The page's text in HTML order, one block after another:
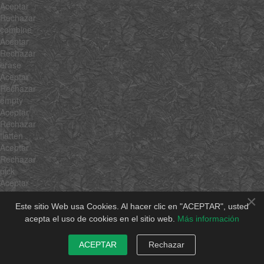
×
Este sitio Web usa Cookies. Al hacer clic en "ACEPTAR", usted
acepta el uso de cookies en el sitio web. Más información
ACEPTAR Rechazar
Aceptar
Rechazar
combine
Aceptar
Rechazar
erase
Aceptar
Rechazar
empty
Aceptar
Rechazar
flatten
Aceptar
Rechazar
pick
Aceptar
Rechazar
hexToRgb
Aceptar